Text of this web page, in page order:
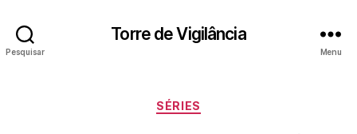
Pesquisar
Torre de Vigilância
Menu
Categorias
SÉRIES